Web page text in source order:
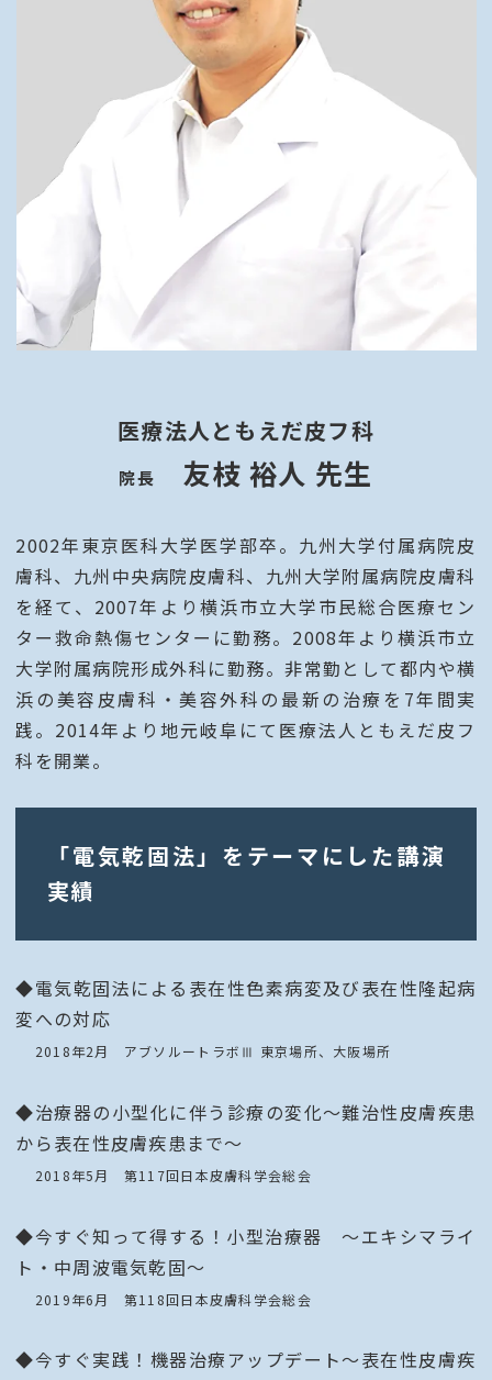
医療法人ともえだ皮フ科
院長 友枝 裕人 先生
2002年東京医科大学医学部卒。九州大学付属病院皮
膚科、九州中央病院皮膚科、九州大学附属病院皮膚科
を経て、2007年より横浜市立大学市民総合医療セン
ター救命熱傷センターに勤務。2008年より横浜市立
大学附属病院形成外科に勤務。非常勤として都内や横
浜の美容皮膚科・美容外科の最新の治療を7年間実
践。2014年より地元岐阜にて医療法人ともえだ皮フ
科を開業。
「電気乾固法」をテーマにした講演
実績
◆電気乾固法による表在性色素病変及び表在性隆起病
変への対応
2018年2月 アブソルートラボⅢ 東京場所、大阪場所
◆治療器の小型化に伴う診療の変化～難治性皮膚疾患
から表在性皮膚疾患まで～
2018年5月 第117回日本皮膚科学会総会
◆今すぐ知って得する！小型治療器 ～エキシマライ
ト・中周波電気乾固～
2019年6月 第118回日本皮膚科学会総会
◆今すぐ実践！機器治療アップデート～表在性皮膚疾